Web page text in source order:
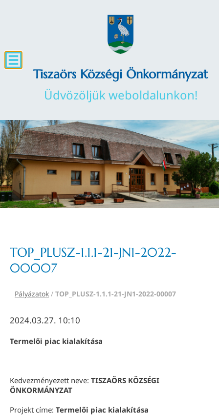
Tiszaörs Községi Önkormányzat
Üdvözöljük weboldalunkon!
TOP_PLUSZ-1.1.1-21-JN1-2022-
00007
Pályázatok / TOP_PLUSZ-1.1.1-21-JN1-2022-00007
2024.03.27. 10:10
Termelői piac kialakítása
Kedvezményezett neve: TISZAÖRS KÖZSÉGI
ÖNKORMÁNYZAT
Projekt címe: Termelői piac kialakítása